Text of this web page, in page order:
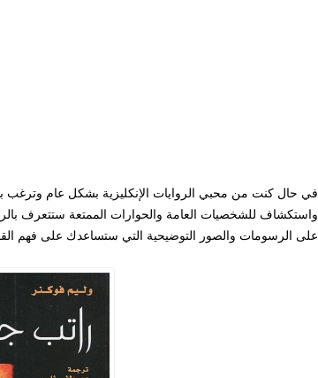
في حال كنت من محبي الروايات الإنكليزية بشكل عام وترغب
واستكشاف للشخصيات العامة والحوارات الممتعة ستتعرف
على الرسومات والصور التوضيحية التي ستساعدك على فهم